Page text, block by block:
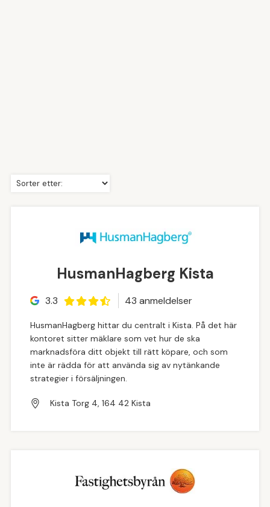
HusmanHagberg Kista
3.3 43 anmeldelser
HusmanHagberg hittar du centralt i Kista. På det här
kontoret sitter mäklare som vet hur de ska
marknadsföra ditt objekt till rätt köpare, och som
inte är rädda för att använda sig av nytänkande
strategier i försäljningen.
Kista Torg 4, 164 42 Kista